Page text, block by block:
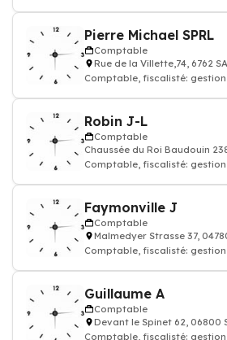
Pierre Michael SPRL
Comptable
Rue de la Villette,74, 6762
Comptable, fiscalisté:
Robin J-L
Comptable
Chaussée du Roi Baudouin
Comptable, fiscalisté:
Faymonville J
Comptable
Malmedyer Strasse 37,
Comptable, fiscalisté:
Guillaume A
Comptable
Devant le Spinet 62, 06800
Comptable, fiscalisté: